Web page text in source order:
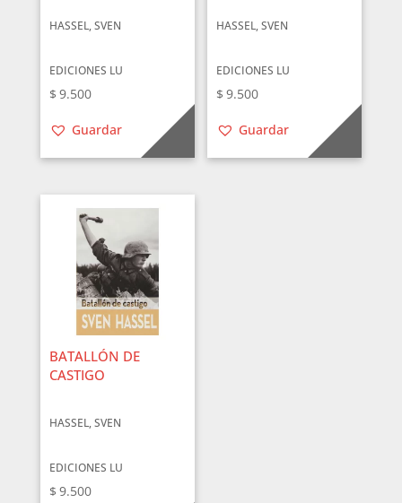
HASSEL, SVEN
EDICIONES LU
$ 9.500
Guardar
HASSEL, SVEN
EDICIONES LU
$ 9.500
Guardar
BATALLÓN DE
CASTIGO
HASSEL, SVEN
EDICIONES LU
$ 9.500